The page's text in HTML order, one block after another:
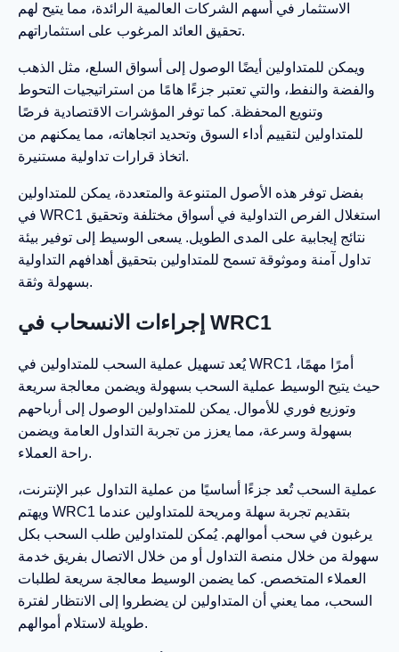
الاستثمار في أسهم الشركات العالمية الرائدة، مما يتيح لهم
تحقيق العائد المرغوب على استثماراتهم.
ويمكن للمتداولين أيضًا الوصول إلى أسواق السلع، مثل الذهب
والفضة والنفط، والتي تعتبر جزءًا هامًا من استراتيجيات التحوط
وتنويع المحفظة. كما توفر المؤشرات الاقتصادية فرصًا
للمتداولين لتقييم أداء السوق وتحديد اتجاهاته، مما يمكنهم من
اتخاذ قرارات تداولية مستنيرة.
بفضل توفر هذه الأصول المتنوعة والمتعددة، يمكن للمتداولين
في WRC1 استغلال الفرص التداولية في أسواق مختلفة وتحقيق
نتائج إيجابية على المدى الطويل. يسعى الوسيط إلى توفير بيئة
تداول آمنة وموثوقة تسمح للمتداولين بتحقيق أهدافهم التداولية
بسهولة وثقة.
إجراءات الانسحاب في WRC1
يُعد تسهيل عملية السحب للمتداولين في WRC1 أمرًا مهمًا،
حيث يتيح الوسيط عملية السحب بسهولة ويضمن معالجة سريعة
وتوزيع فوري للأموال. يمكن للمتداولين الوصول إلى أرباحهم
بسهولة وسرعة، مما يعزز من تجربة التداول العامة ويضمن
راحة العملاء.
عملية السحب تُعد جزءًا أساسيًا من عملية التداول عبر الإنترنت،
ويهتم WRC1 بتقديم تجربة سهلة ومريحة للمتداولين عندما
يرغبون في سحب أموالهم. يُمكن للمتداولين طلب السحب بكل
سهولة من خلال منصة التداول أو من خلال الاتصال بفريق خدمة
العملاء المتخصص. كما يضمن الوسيط معالجة سريعة لطلبات
السحب، مما يعني أن المتداولين لن يضطروا إلى الانتظار لفترة
طويلة لاستلام أموالهم.